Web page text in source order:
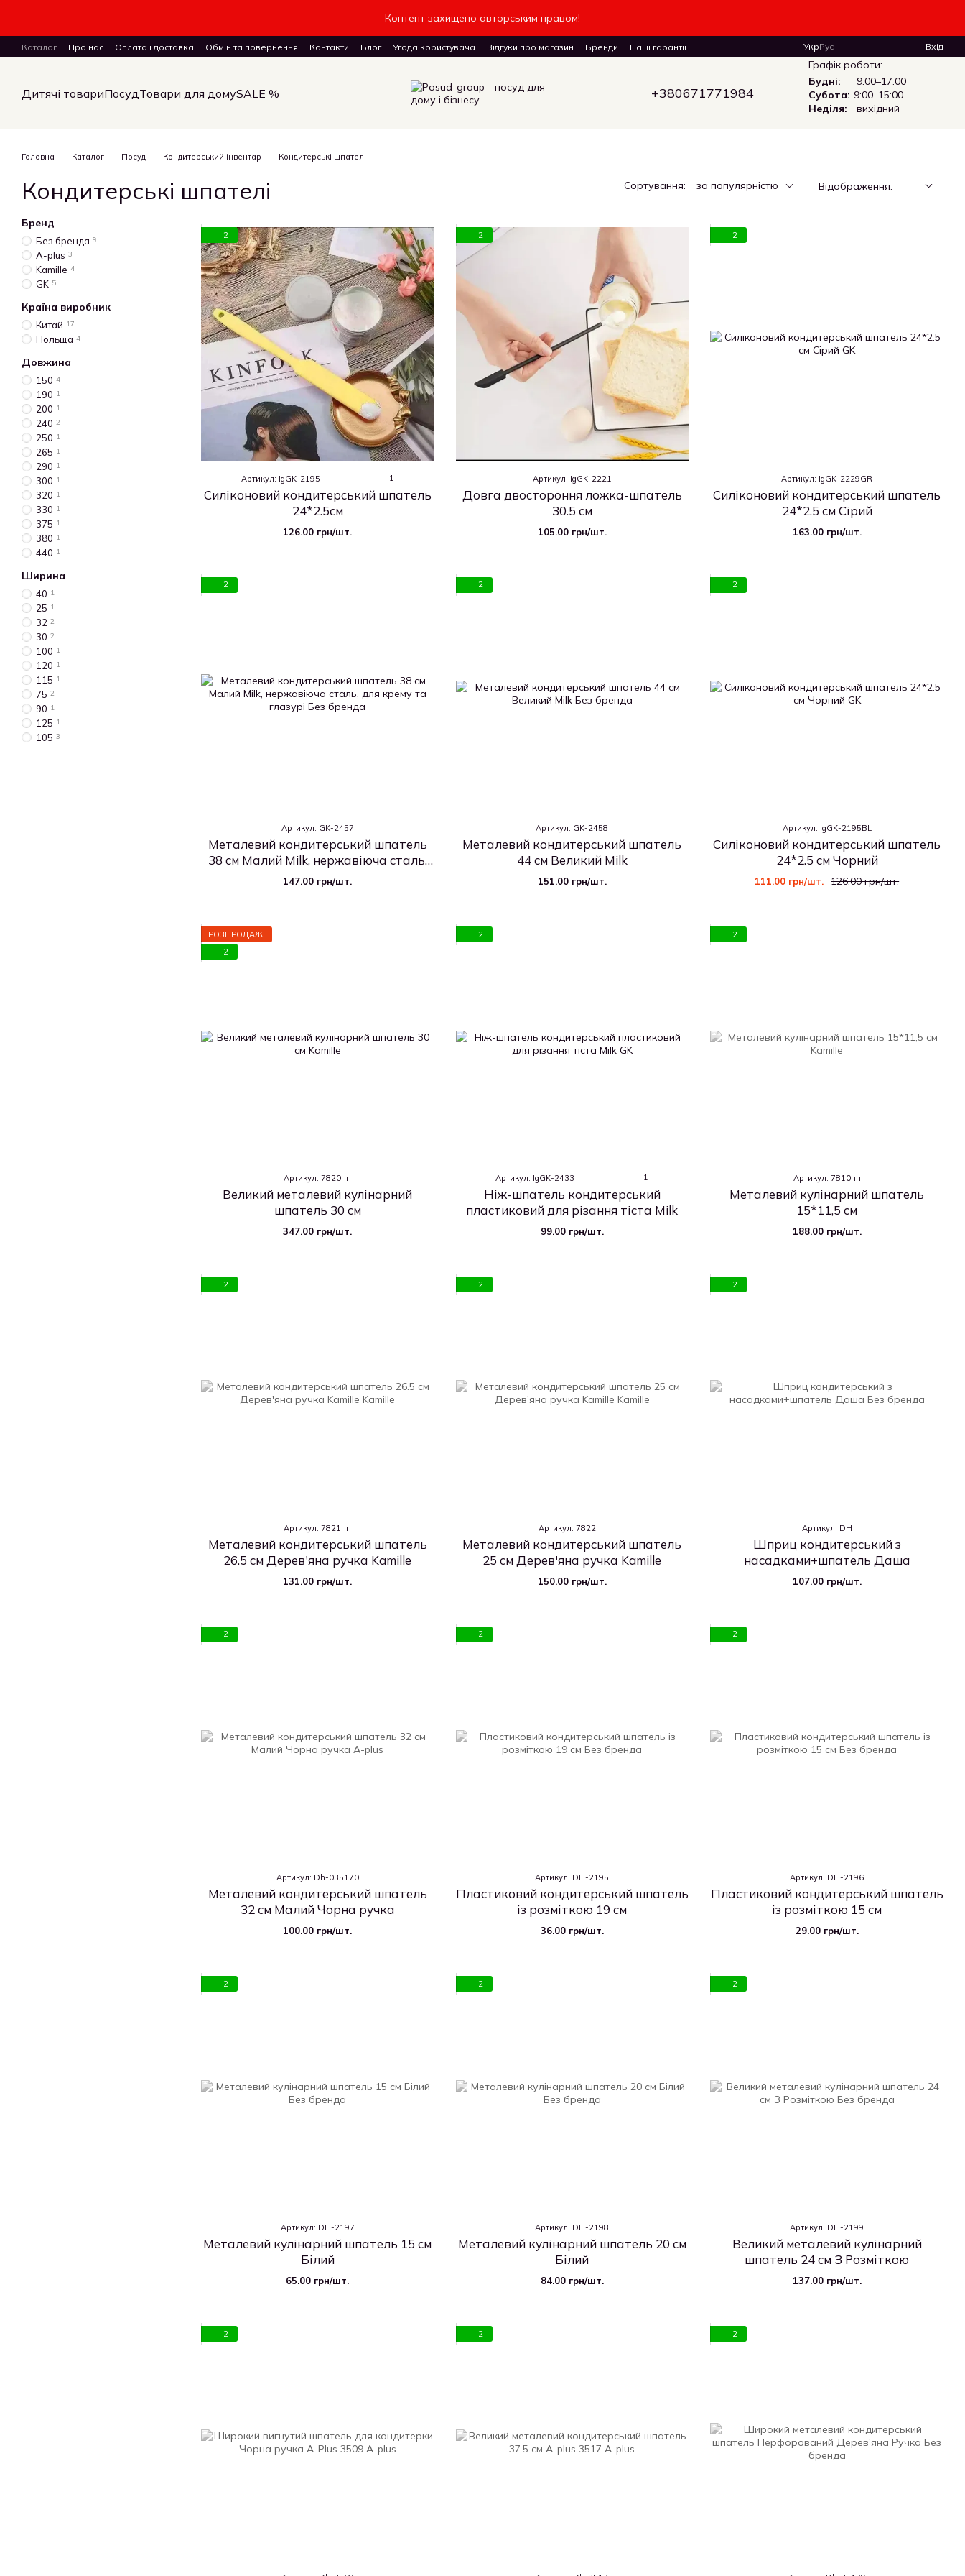
Контент захищено авторським правом!
Каталог Про нас Оплата і доставка Обмін та повернення Контакти Блог Угода користувача Відгуки про магазин Бренди
Наші гарантії
ПУБЛІЧНИЙ ДОГОВІР (ОФЕРТА) на замовлення, купівлю-продаж і доставку товарів
УкрРус Вхід
Дитячі товариПосудТовари для домуSALE % +380671771984
Графік роботи:
Будні:
9:00–17:00
Субота: 9:00–15:00
Неділя:
вихідний
Головна Каталог Посуд Кондитерський інвентар Кондитерські шпателі
Кондитерські шпателі Сортування: за популярністю Відображення:
2
Артикул: IgGK-2195 1
Силіконовий кондитерський шпатель
24*2.5см
126.00 грн/шт.
2
Артикул: IgGK-2221
Довга двостороння ложка-шпатель
30.5 см
105.00 грн/шт.
2
Артикул: IgGK-2229GR
Силіконовий кондитерський шпатель
24*2.5 см Сірий
163.00 грн/шт.
2
Артикул: GK-2457
Металевий кондитерський шпатель
38 см Малий Milk, нержавіюча сталь,
для крему та глазурі
147.00 грн/шт.
2
Артикул: GK-2458
Металевий кондитерський шпатель
44 см Великий Milk
151.00 грн/шт.
2
Артикул: IgGK-2195BL
Силіконовий кондитерський шпатель
24*2.5 см Чорний
126.00 грн/шт.
111.00 грн/шт.
РОЗПРОДАЖ
2
Артикул: 7820пп
Великий металевий кулінарний
шпатель 30 см
347.00 грн/шт.
2
Артикул: IgGK-2433 1
Ніж-шпатель кондитерський
пластиковий для різання тіста Milk
99.00 грн/шт.
2
Артикул: 7810пп
Металевий кулінарний шпатель
15*11,5 см
188.00 грн/шт.
2
Артикул: 7821пп
Металевий кондитерський шпатель
26.5 см Дерев'яна ручка Kamille
131.00 грн/шт.
2
Артикул: 7822пп
Металевий кондитерський шпатель
25 см Дерев'яна ручка Kamille
150.00 грн/шт.
2
Артикул: DH
Шприц кондитерський з
насадками+шпатель Даша
107.00 грн/шт.
2
Артикул: Dh-035170
Металевий кондитерський шпатель
32 см Малий Чорна ручка
100.00 грн/шт.
2
Артикул: DH-2195
Пластиковий кондитерський шпатель
із розміткою 19 см
36.00 грн/шт.
2
Артикул: DH-2196
Пластиковий кондитерський шпатель
із розміткою 15 см
29.00 грн/шт.
2
Артикул: DH-2197
Металевий кулінарний шпатель 15 см
Білий
65.00 грн/шт.
2
Артикул: DH-2198
Металевий кулінарний шпатель 20 см
Білий
84.00 грн/шт.
2
Артикул: DH-2199
Великий металевий кулінарний
шпатель 24 см З Розміткою
137.00 грн/шт.
2 2 2
Бренд
Без бренда 9
A-plus 3
Kamille 4
GK 5
Країна виробник
Китай 17
Польща 4
Довжина
150 4
190 1
200 1
240 2
250 1
265 1
290 1
300 1
320 1
330 1
375 1
380 1
440 1
Ширина
40 1
25 1
32 2
30 2
100 1
120 1
115 1
75 2
90 1
125 1
105 3